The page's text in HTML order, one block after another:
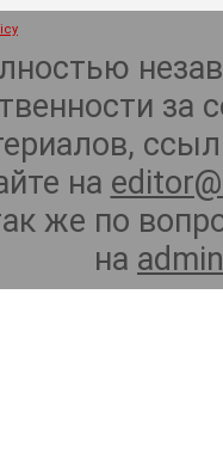
на
же по
на